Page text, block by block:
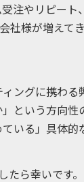
注やリピート
様が増えてき
ングに携わる
という方向性
いる」具体
ら幸いです。